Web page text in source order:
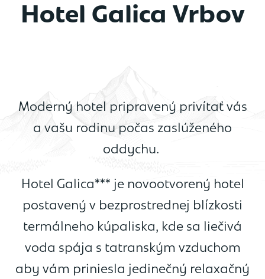
Hotel Galica Vrbov
Moderný hotel pripravený privítať vás
a vašu rodinu počas zaslúženého
oddychu.
Hotel Galica*** je novootvorený hotel
postavený v bezprostrednej blízkosti
termálneho kúpaliska, kde sa liečivá
voda spája s tatranským vzduchom
aby vám priniesla jedinečný relaxačný